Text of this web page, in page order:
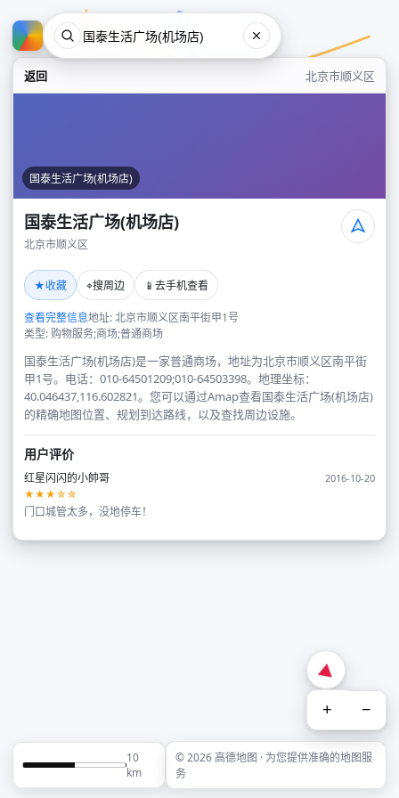
返回 北京市顺义区
国泰生活广场(机场店)
国泰生活广场(机场店)
北京市顺义区
★收藏 ⌖搜周边 📱 去手机查看
查看完整信息地址: 北京市顺义区南平街甲1号
类型: 购物服务;商场;普通商场
国泰生活广场(机场店)是一家普通商场，地址为北京市顺义区南平街
甲1号。电话：010-64501209;010-64503398。地理坐标：
40.046437,116.602821。您可以通过Amap查看国泰生活广场(机场店)
的精确地图位置、规划到达路线，以及查找周边设施。
用户评价
红星闪闪的小帥哥
2016-10-20
★★★☆☆
门口城管太多，没地停车！
+ −
10
km
© 2026 高德地图 · 为您提供准确的地图服
务